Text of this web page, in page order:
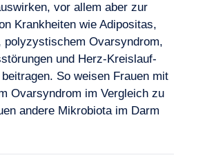
vor allem aber zur
Krankheiten wie Adipositas,
polyzystischem Ovarsyndrom,
und Herz-Kreislauf-
So weisen Frauen mit
Ovarsyndrom im Vergleich zu
andere Mikrobiota im Darm